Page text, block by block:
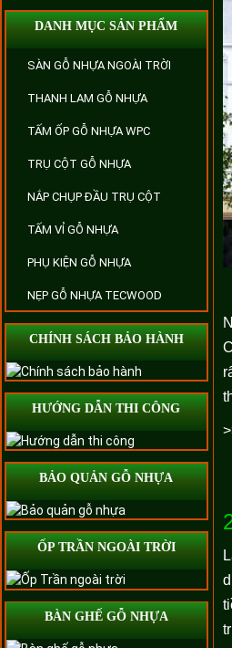
DANH MỤC SẢN PHẨM
SÀN GỖ NHỰA NGOÀI TRỜI
THANH LAM GỖ NHỰA
TẤM ỐP GỖ NHỰA WPC
TRỤ CỘT GỖ NHỰA
NẮP CHỤP ĐẦU TRỤ CỘT
TẤM VỈ GỖ NHỰA
PHỤ KIỆN GỖ NHỰA
NẸP GỖ NHỰA TECWOOD
CHÍNH SÁCH BẢO HÀNH
HƯỚNG DẪN THI CÔNG
BẢO QUẢN GỖ NHỰA
ỐP TRẦN NGOÀI TRỜI
BÀN GHẾ GỖ NHỰA